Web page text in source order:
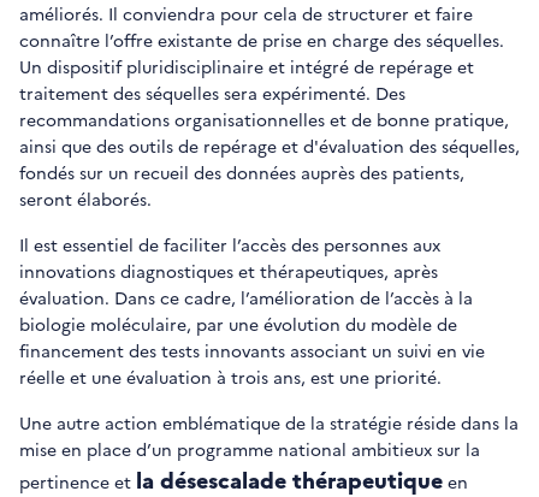
améliorés. Il conviendra pour cela de structurer et faire
connaître l’offre existante de prise en charge des séquelles.
Un dispositif pluridisciplinaire et intégré de repérage et
traitement des séquelles sera expérimenté. Des
recommandations organisationnelles et de bonne pratique,
ainsi que des outils de repérage et d'évaluation des séquelles,
fondés sur un recueil des données auprès des patients,
seront élaborés.
Il est essentiel de faciliter l’accès des personnes aux
innovations diagnostiques et thérapeutiques, après
évaluation. Dans ce cadre, l’amélioration de l’accès à la
biologie moléculaire, par une évolution du modèle de
financement des tests innovants associant un suivi en vie
réelle et une évaluation à trois ans, est une priorité.
Une autre action emblématique de la stratégie réside dans la
mise en place d’un programme national ambitieux sur la
pertinence et la désescalade thérapeutique en